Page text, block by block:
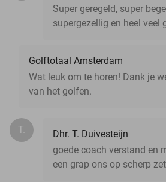
Super geregeld, super
supergezellig en heel veel
Golftotaal Amsterdam
Wat leuk om te horen! Dank je
van het golfen.
T.
Dhr. T. Duivesteijn
goede coach verstand en
een grap ons op scherp